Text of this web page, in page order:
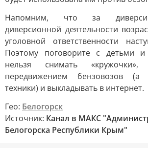
Напомним, что за
диверсионной деятельности
уголовной ответственности
Поэтому поговорите с детьми и
нельзя снимать
передвижением бензовозов (а
техники) и выкладывать в интернет.
Гео: Белогорск
Источник: Канал в МАКС
Белогорска Республики Крым"